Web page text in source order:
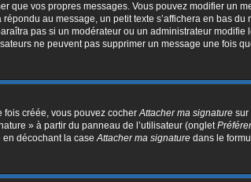
que vos propres messages. Vous pouvez modifier un
au message, un petit texte s’affichera en bas
pas si un modérateur ou un administrateur
ne peuvent pas supprimer un message une fois
fois créée, vous pouvez cocherAttacher ma signature sur
» à partir du panneau de l’utilisateur (onglet
en décochant la caseAttacher ma signature dans le